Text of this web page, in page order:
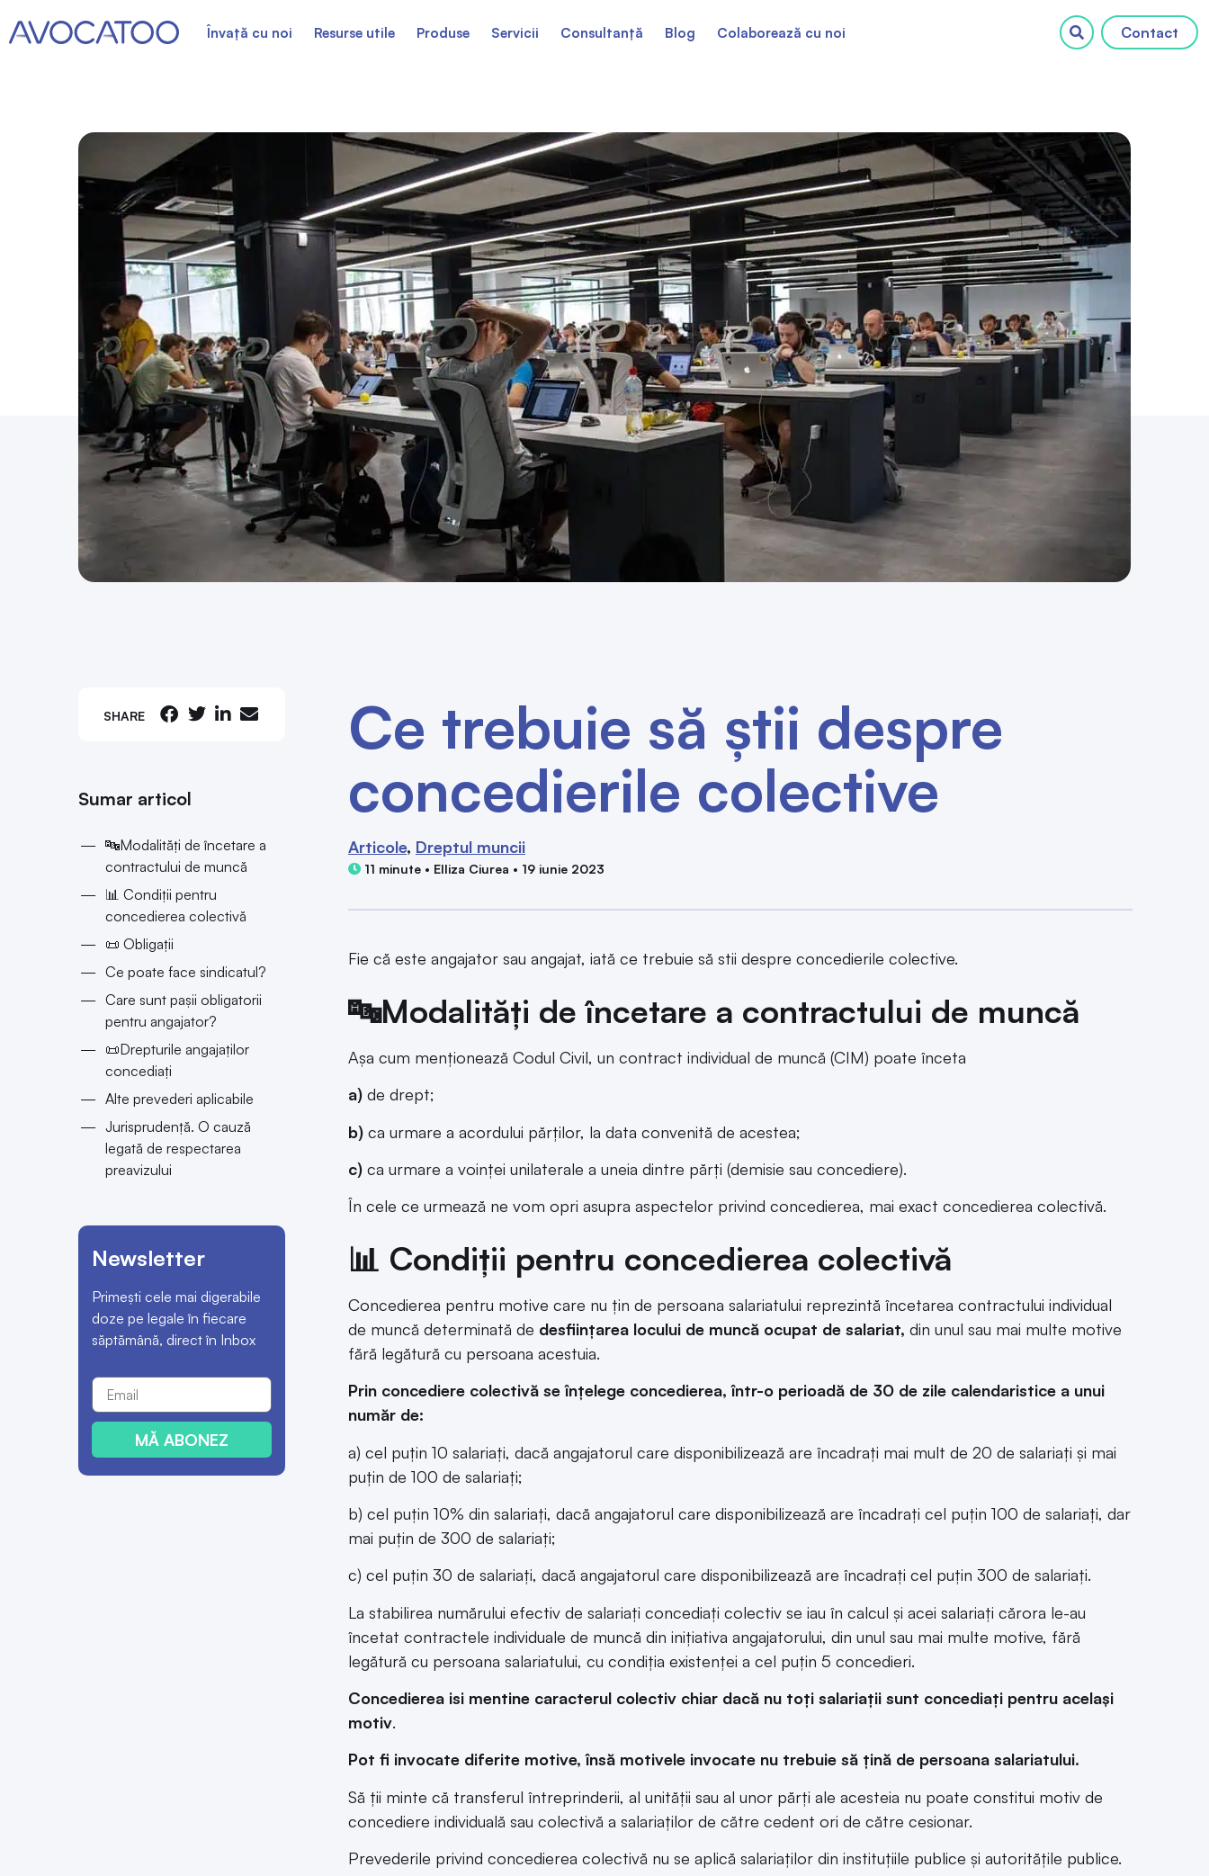
Contact
Învață cu noi Resurse utile Produse Servicii Consultanță Blog Colaborează cu noi
SHARE
Sumar articol
🔤Modalități de încetare a
contractului de muncă
📊 Condiții pentru
concedierea colectivă
📜 Obligații
Ce poate face sindicatul?
Care sunt pașii obligatorii
pentru angajator?
📜Drepturile angajaților
concediați
Alte prevederi aplicabile
Jurisprudență. O cauză
legată de respectarea
preavizului
Newsletter
Primești cele mai digerabile
doze pe legale în fiecare
săptămână, direct în Inbox
MĂ ABONEZ
Ce trebuie să știi despre
concedierile colective
Articole Dreptul muncii
11 minute • Elliza Ciurea • 19 iunie 2023
Fie că este angajator sau angajat, iată ce trebuie să stii despre concedierile colective.
🔤Modalități de încetare a contractului de muncă
Așa cum menționează Codul Civil, un contract individual de muncă (CIM) poate înceta
a) de drept;
b) ca urmare a acordului părților, la data convenită de acestea;
c) ca urmare a voinței unilaterale a uneia dintre părți (demisie sau concediere).
În cele ce urmează ne vom opri asupra aspectelor privind concedierea, mai exact concedierea colectivă.
📊 Condiții pentru concedierea colectivă
Concedierea pentru motive care nu țin de persoana salariatului reprezintă încetarea contractului individual
de muncă determinată de desființarea locului de muncă ocupat de salariat, din unul sau mai multe motive
fără legătură cu persoana acestuia.
Prin concediere colectivă se înțelege concedierea, într-o perioadă de 30 de zile calendaristice a unui
număr de:
a) cel puțin 10 salariați, dacă angajatorul care disponibilizează are încadrați mai mult de 20 de salariați și mai
puțin de 100 de salariați;
b) cel puțin 10% din salariați, dacă angajatorul care disponibilizează are încadrați cel puțin 100 de salariați, dar
mai puțin de 300 de salariați;
c) cel puțin 30 de salariați, dacă angajatorul care disponibilizează are încadrați cel puțin 300 de salariați.
La stabilirea numărului efectiv de salariați concediați colectiv se iau în calcul și acei salariați cărora le-au
încetat contractele individuale de muncă din inițiativa angajatorului, din unul sau mai multe motive, fără
legătură cu persoana salariatului, cu condiția existenței a cel puțin 5 concedieri.
Concedierea isi mentine caracterul colectiv chiar dacă nu toți salariații sunt concediați pentru același
motiv.
Pot fi invocate diferite motive, însă motivele invocate nu trebuie să țină de persoana salariatului.
Să ții minte că transferul întreprinderii, al unității sau al unor părți ale acesteia nu poate constitui motiv de
concediere individuală sau colectivă a salariaților de către cedent ori de către cesionar.
Prevederile privind concedierea colectivă nu se aplică salariaților din instituțiile publice și autoritățile publice.